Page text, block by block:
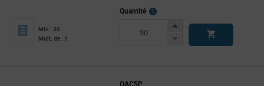
Min : 30
Mult. de : 1
Quantité
More
Increase
Decrease
OAC5P